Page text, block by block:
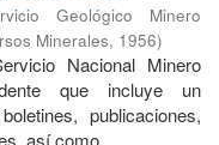
Geológico Minero
Minerales, 1956)
Nacional Minero
que incluye un
publicaciones,
así como ...